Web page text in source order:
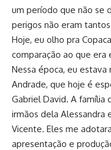
um período que não se
perigos não eram
Hoje, eu olho pra
comparação ao que era
Nessa época, eu estava
Andrade, que hoje é
Gabriel David. A família
irmãos dela Alessandra
Vicente. Eles me
apresentação e